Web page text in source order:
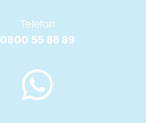
Telefon
0800 55 88 89